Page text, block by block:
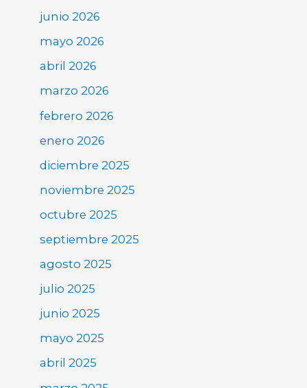
junio 2026
mayo 2026
abril 2026
marzo 2026
febrero 2026
enero 2026
diciembre 2025
noviembre 2025
octubre 2025
septiembre 2025
agosto 2025
julio 2025
junio 2025
mayo 2025
abril 2025